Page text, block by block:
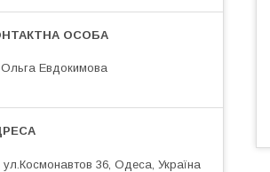
Ольга Евдокимова
ул.Космонавтов 36, Одеса, Україна